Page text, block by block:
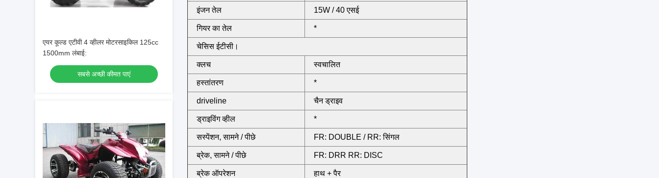
एयर कूल्ड एटीवी 4 व्हीलर मोटरसाइकिल 125cc
1500mm लंबाई:
सबसे अच्छी कीमत पाएं
इंजन तेल 15W / 40 एसई
गियर का तेल *
चेसिस ईटीसी।
क्लच स्वचालित
हस्तांतरण *
driveline चैन ड्राइव
ड्राइविंग व्हील *
सस्पेंशन, सामने / पीछे FR: DOUBLE / RR: सिंगल
ब्रेक, सामने / पीछे FR: DRR RR: DISC
ब्रेक ऑपरेशन हाथ + पैर